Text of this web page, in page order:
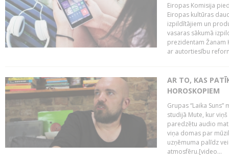
Eiropas Komisija
Eiropas kultūras
izpildītājiem un
vasaras sākumā
prezidentam Žanam
ar autortiesību
AR TO, KAS
HOROSKOPIEM
Grupas “Laika
studijā Mute, kur
paredzētu audio
viņa domas par
uzņēmuma palīdz
atmosfēru.[video...